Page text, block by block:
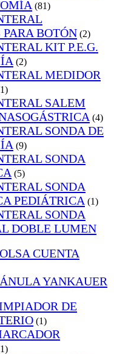
(81)
BOTÓN (2)
KIT P.E.G.
(2)
MEDIDOR
SALEM
(4)
SONDA DE
(9)
SONDA
(5)
SONDA
PEDIÁTRICA (1)
SONDA
DOBLE LUMEN
CUENTA
YANKAUER
DE
(1)